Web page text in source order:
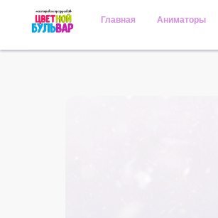
Главная Аниматоры